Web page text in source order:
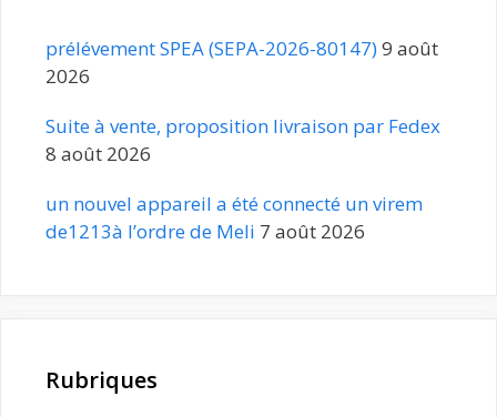
prélévement SPEA (SEPA-2026-80147)9 août
2026
Suite à vente, proposition livraison par Fedex
8 août 2026
un nouvel appareil a été connecté un virem
de1213à l’ordre de Meli 7 août 2026
Rubriques